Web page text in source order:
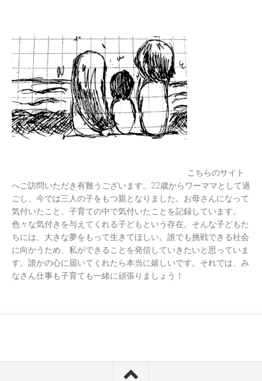
こちらのサイト
へご訪問いただき有難うございます。22歳からワーママとして過
ごし、今では三人の子をもつ親となりました。お母さんになって
気付いたこと、子育ての中で気付いたことを記録しています。
色々な気付きを与えてくれる子どもという存在。そんな子どもた
ちには、大きな夢をもって生きてほしい。誰でも挑戦できる社会
に向かうため、私ができることを発信していきたいと思っていま
す。誰かの心に届いてくれたら本当に嬉しいです。それでは、み
なさん仕事も子育ても一緒に頑張りましょう！